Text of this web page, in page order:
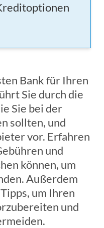
Bank für Ihren
Sie durch die
Sie bei der
sollten, und
vor. Erfahren
und
können, um
Außerdem
um Ihren
und